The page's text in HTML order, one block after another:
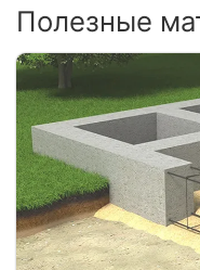
Полезные